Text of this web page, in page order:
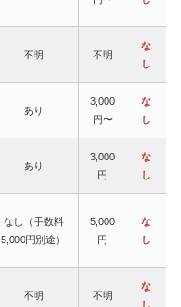
不明 不明
な
し
あり
3,000
円〜
な
し
あり
3,000
円
な
し
なし（手数料
5,000円別途）
5,000
円
な
し
不明 不明
な
し